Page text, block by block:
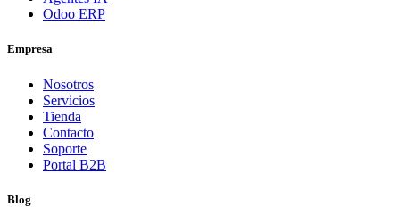
Odoo ERP
Empresa
Nosotros
Servicios
Tienda
Contacto
Soporte
Portal B2B
Blog